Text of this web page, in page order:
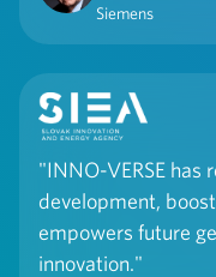
Siemens
"INNO-VERSE has
development,
empowers future
innovation."